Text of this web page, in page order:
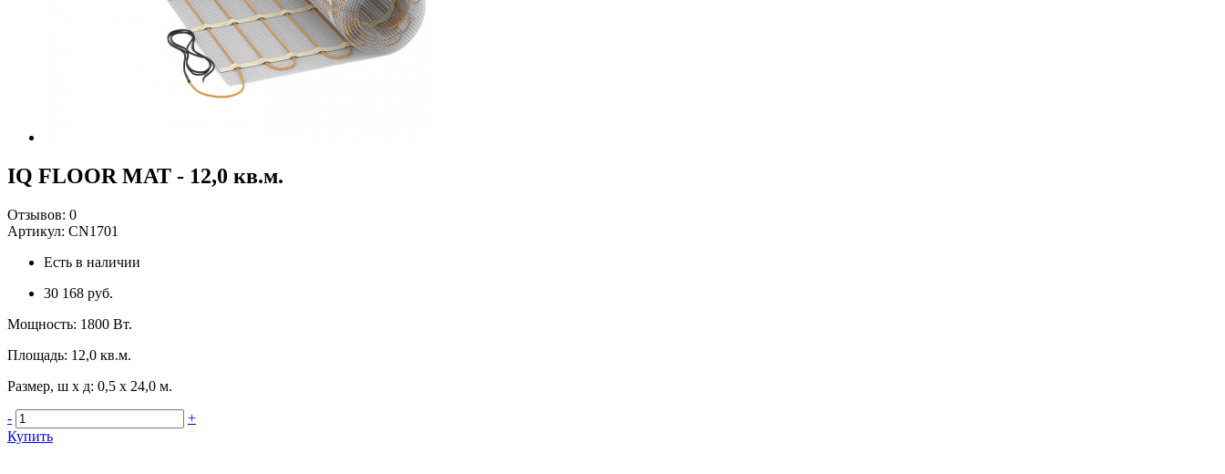
IQ FLOOR MAT - 12,0 кв.м.
Отзывов: 0
Артикул: CN1701
Есть в наличии
30 168 руб.
Мощность: 1800 Вт.
Площадь: 12,0 кв.м.
Размер, ш х д: 0,5 x 24,0 м.
-
+
Купить